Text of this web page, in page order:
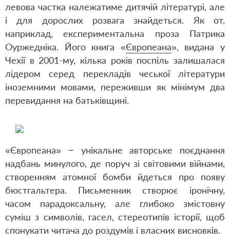
левова частка належатиме дитячій літературі, але
і для дорослих розвага знайдеться. Як от,
наприклад, експериментальна проза Патрика
Оуржедніка. Його книга «Європеана», видана у
Чехії в 2001-му, кілька років поспіль залишалася
лідером серед перекладів чеської літератури
іноземними мовами, переживши як мінімум два
перевидання на батьківщині.
«Європеана» − унікальне авторське поєднання
надбань минулого, де поруч зі світовими війнами,
створенням атомної бомби йдеться про появу
бюстгальтера. Письменник створює іронічну,
часом парадоксальну, але глибоко змістовну
суміш з символів, гасел, стереотипів історії, щоб
спонукати читача до роздумів і власних висновків.